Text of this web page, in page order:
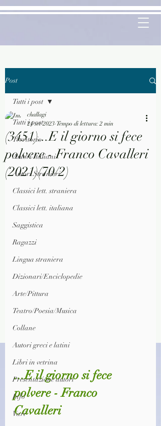
Post
Tutti i post
Territorio
Autori Italiani
Autori Stranieri
Classici lett. straniera
Classici lett. italiana
Saggistica
Ragazzi
Lingua straniera
Dizionari/Enciclopedie
Arte/Pittura
Teatro/Poesia/Musica
Collane
Autori greci e latini
Libri in vetrina
Presentazione autori
Info
Vari
Tutti i post
(3451)...E il giorno si fece
polvere - Franco Cavalleri
(2021)(70/2)
challagi
24 set 2023 Tempo di lettura: 2 min
...E il giorno si fece
polvere - Franco
Cavalleri